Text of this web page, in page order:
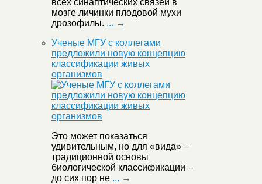
всех синаптических связей в
мозге личинки плодовой мухи
дрозофилы. ... →
Ученые МГУ с коллегами
предложили новую концепцию
классификации живых
организмов
Это может показаться
удивительным, но для «вида» –
традиционной основы
биологической классификации –
до сих пор не ... →